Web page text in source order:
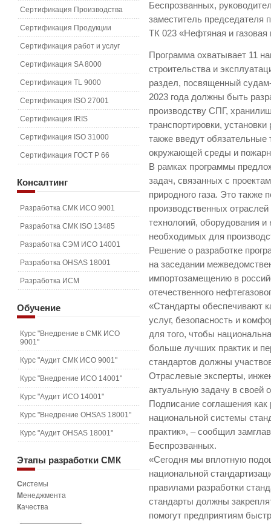
Беспрозванных,
заместитель председателя
ТК 023 «Нефтяная и
Программа охватывает 11
строительства и
раздел, посвященный
2023 года должны быть
производству СПГ,
транспортировки,
также введут обязательные
окружающей среды и
В рамках программы
задач, связанных с
природного газа. Это также
производственных
технологий, оборудования
необходимых для
Решение о разработке
на заседании
импортозамещению в
отечественного
«Стандарты обеспечивают
услуг, безопасность и
для того, чтобы
больше лучших практик и
стандартов должны
Отраслевые эксперты,
актуальную задачу в своей
Подписание соглашения
национальной системы
практик», – сообщил
Беспрозванных.
«Сегодня мы вплотную
национальной
правилами разработки
стандарты должны
помогут предприятиям
Сертификация Производства
Сертификация Продукции
Сертификация работ и услуг
Сертификация SA 8000
Сертификация TL 9000
Сертификация ISO 27001
Сертификация IRIS
Сертификация ISO 31000
Сертификация ГОСТ Р 66
Консалтинг
Разработка СМК ИСО 9001
Разработка СМК ISO 13485
Разработка СЭМ ИСО 14001
Разработка OHSAS 18001
Разработка ИСМ
Обучение
Курс "Внедрение в СМК ИСО
9001"
Курс "Аудит СМК ИСО 9001"
Курс "Внедрение ИСО 14001"
Курс "Аудит ИСО 14001"
Курс "Внедрение OHSAS 18001"
Курс "Аудит OHSAS 18001"
Этапы разработки СМК
Системы
Менеджмента
Качества